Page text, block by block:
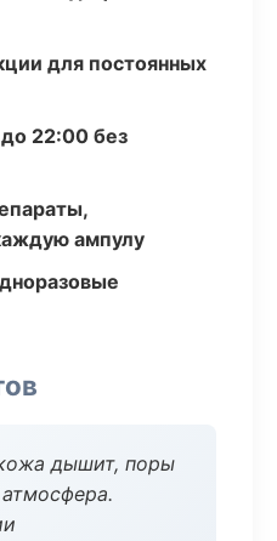
для постоянных
22:00 без
ампулу
дышит, поры